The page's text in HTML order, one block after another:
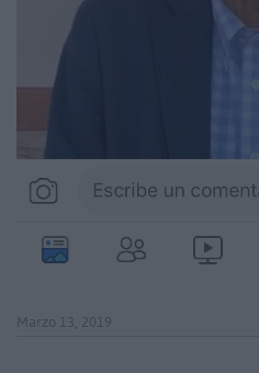
Marzo 13, 2019